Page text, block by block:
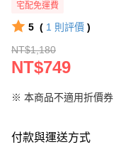
宅配免運費
5 ( 1 則評價 )
NT$1,180
NT$749
※ 本商品不適用折價券
付款與運送方式